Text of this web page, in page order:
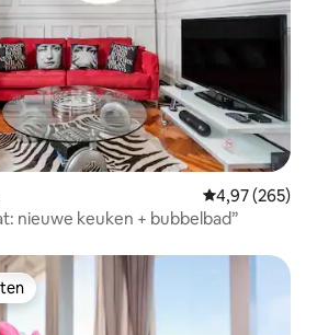
Gemiddelde
4,97 (265)
nieuwe keuken + bubbelbad”